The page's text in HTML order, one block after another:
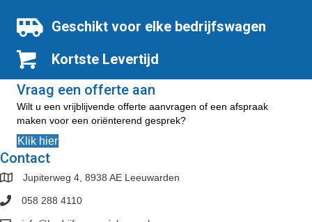
worden
de
Geschikt voor elke bedrijfswagen
Kortste Levertijd
Vraag een offerte aan
Wilt u een vrijblijvende offerte aanvragen of een afspraak
maken voor een oriënterend gesprek?
Klik hier
Contact
Jupiterweg 4, 8938 AE Leeuwarden
058 288 4110